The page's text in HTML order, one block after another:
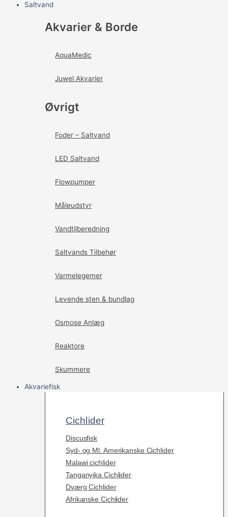
Saltvand
Akvarier & Borde
AquaMedic
Juwel Akvarier
Øvrigt
Foder – Saltvand
LED Saltvand
Flowpumper
Måleudstyr
Vandtilberedning
Saltvands Tilbehør
Varmelegemer
Levende sten & bundlag
Osmose Anlæg
Reaktore
Skummere
Akvariefisk
Cichlider
Discusfisk
Syd- og Ml. Amerikanske Cichlider
Malawi cichlider
Tanganyika Cichlider
Dværg Cichlider
Afrikanske Cichlider